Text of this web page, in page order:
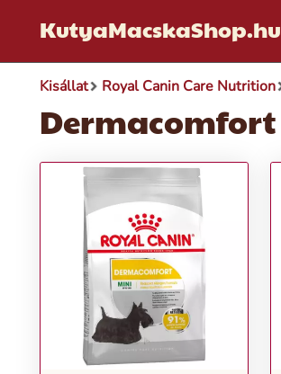
KutyaMacskaShop.hu
Kisállat Royal Canin Care Nutrition
Dermacomfort